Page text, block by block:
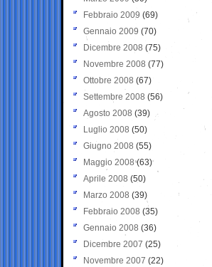
Febbraio 2009 (69)
Gennaio 2009 (70)
Dicembre 2008 (75)
Novembre 2008 (77)
Ottobre 2008 (67)
Settembre 2008 (56)
Agosto 2008 (39)
Luglio 2008 (50)
Giugno 2008 (55)
Maggio 2008(63)
Aprile 2008 (50)
Marzo 2008 (39)
Febbraio 2008 (35)
Gennaio 2008 (36)
Dicembre 2007 (25)
Novembre 2007 (22)